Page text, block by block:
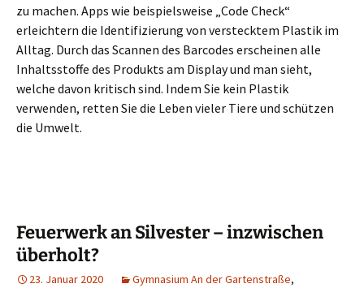
zu machen. Apps wie beispielsweise „Code Check“
erleichtern die Identifizierung von verstecktem Plastik im
Alltag. Durch das Scannen des Barcodes erscheinen alle
Inhaltsstoffe des Produkts am Display und man sieht,
welche davon kritisch sind. Indem Sie kein Plastik
verwenden, retten Sie die Leben vieler Tiere und schützen
die Umwelt.
Feuerwerk an Silvester – inzwischen
überholt?
23. Januar 2020 Gymnasium An der Gartenstraße,